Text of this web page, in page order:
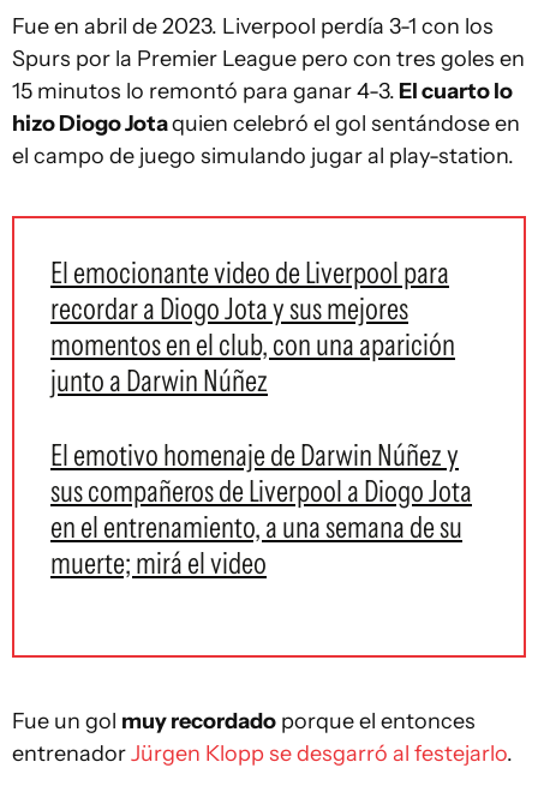
Fue en abril de 2023. Liverpool perdía 3-1 con los
Spurs por la Premier League pero con tres goles en
15 minutos lo remontó para ganar 4-3. El cuarto lo
hizo Diogo Jotaquien celebró el gol sentándose en
el campo de juego simulando jugar al play-station.
El emocionante video de Liverpool para
recordar a Diogo Jota y sus mejores
momentos en el club, con una aparición
junto a Darwin Núñez
El emotivo homenaje de Darwin Núñez y
sus compañeros de Liverpool a Diogo Jota
en el entrenamiento, a una semana de su
muerte; mirá el video
Fue un gol muy recordado porque el entonces
entrenadorJürgen Klopp se desgarró al festejarlo.